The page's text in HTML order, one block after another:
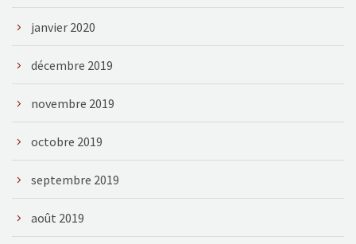
janvier 2020
décembre 2019
novembre 2019
octobre 2019
septembre 2019
août 2019